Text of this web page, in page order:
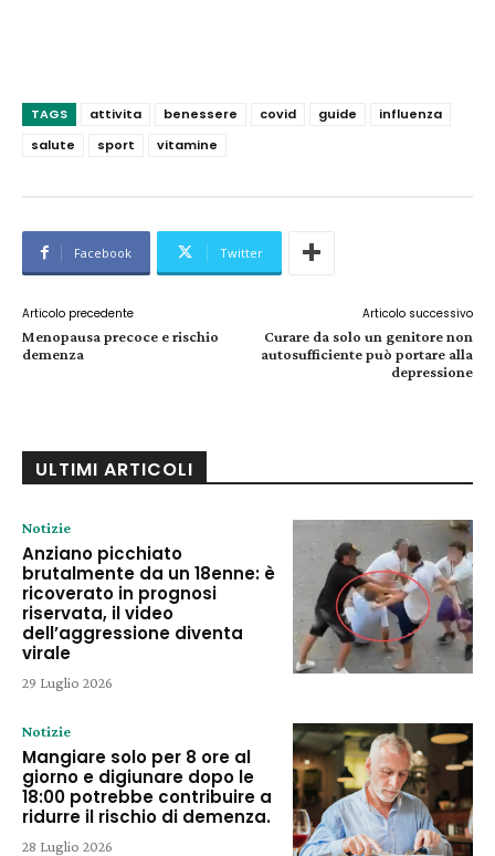
TAGS attivita benessere covid guide
influenza
salute
sport vitamine
Facebook Twitter
Articolo precedente
Menopausa precoce e rischio
demenza
Articolo successivo
Curare da solo un genitore non
autosufficiente può portare alla
depressione
ULTIMI ARTICOLI
Notizie
Anziano picchiato
brutalmente da un 18enne: è
ricoverato in prognosi
riservata, il video
dell’aggressione diventa
virale
29 Luglio 2026
Notizie
Mangiare solo per 8 ore al
giorno e digiunare dopo le
18:00 potrebbe contribuire a
ridurre il rischio di demenza.
28 Luglio 2026